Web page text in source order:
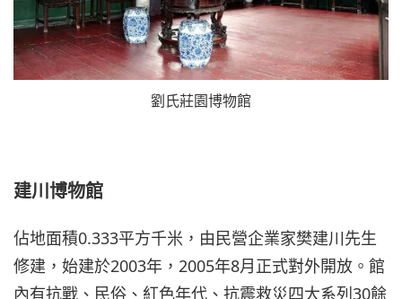
劉氏莊園博物館
建川博物館
佔地面積0.333平方千米，由民營企業家樊建川先生
修建，始建於2003年，2005年8月正式對外開放。館
內有抗戰、民俗、紅色年代、抗震救災四大系列30餘